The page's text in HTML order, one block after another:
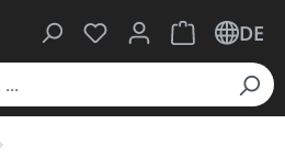
Du hast 0 Produkte
Warenkorb
DE